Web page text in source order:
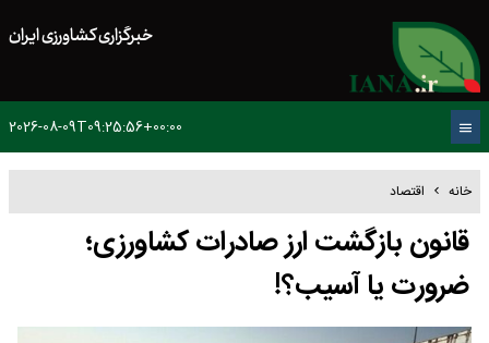
خبرگزاری کشاورزی ایران
2026-08-09T09:25:56+00:00
خانه اقتصاد
قانون بازگشت ارز صادرات کشاورزی؛
ضرورت یا آسیب؟!